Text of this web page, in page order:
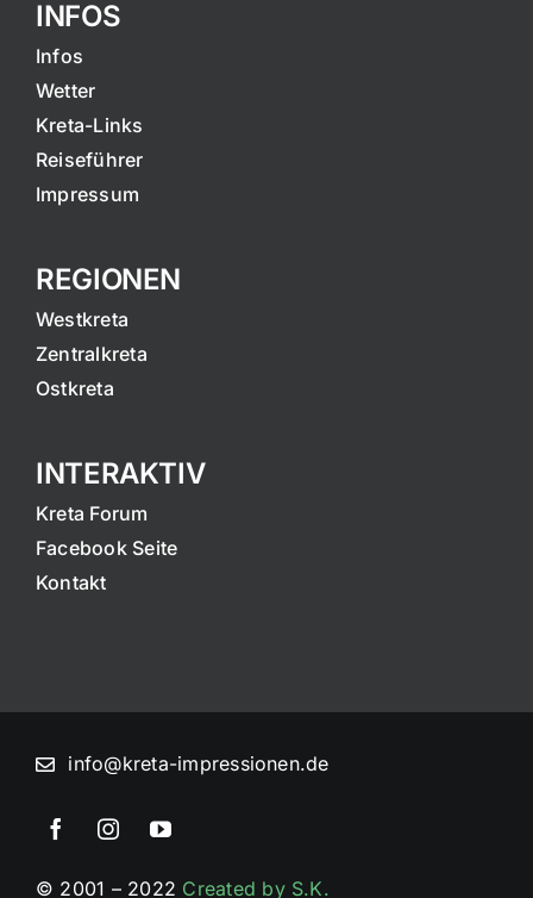
INFOS
Infos
Wetter
Kreta-Links
Reiseführer
Impressum
REGIONEN
Westkreta
Zentralkreta
Ostkreta
INTERAKTIV
Kreta Forum
Facebook Seite
Kontakt
info@kreta-impressionen.de
© 2001 – 2022 Created by S.K.